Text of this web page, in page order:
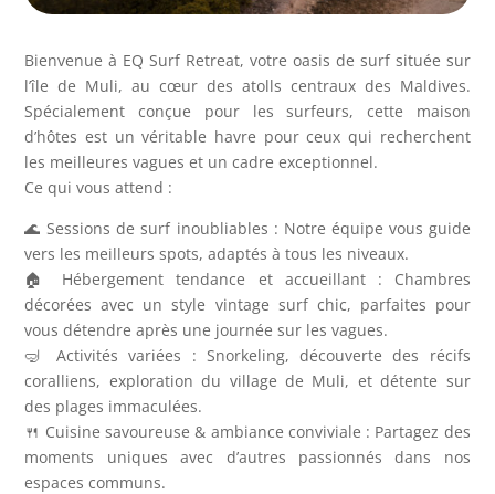
Bienvenue à EQ Surf Retreat, votre oasis de surf située sur
l’île de Muli, au cœur des atolls centraux des Maldives.
Spécialement conçue pour les surfeurs, cette maison
d’hôtes est un véritable havre pour ceux qui recherchent
les meilleures vagues et un cadre exceptionnel.
Ce qui vous attend :
🌊 Sessions de surf inoubliables : Notre équipe vous guide
vers les meilleurs spots, adaptés à tous les niveaux.
🏠 Hébergement tendance et accueillant : Chambres
décorées avec un style vintage surf chic, parfaites pour
vous détendre après une journée sur les vagues.
🤿 Activités variées : Snorkeling, découverte des récifs
coralliens, exploration du village de Muli, et détente sur
des plages immaculées.
🍴 Cuisine savoureuse & ambiance conviviale : Partagez des
moments uniques avec d’autres passionnés dans nos
espaces communs.